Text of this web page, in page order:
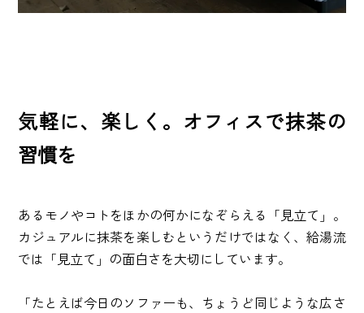
気軽に、楽しく。オフィスで抹茶の
習慣を
あるモノやコトをほかの何かになぞらえる「見立て」。
カジュアルに抹茶を楽しむというだけではなく、給湯流
では「見立て」の面白さを大切にしています。
「たとえば今日のソファーも、ちょうど同じような広さ